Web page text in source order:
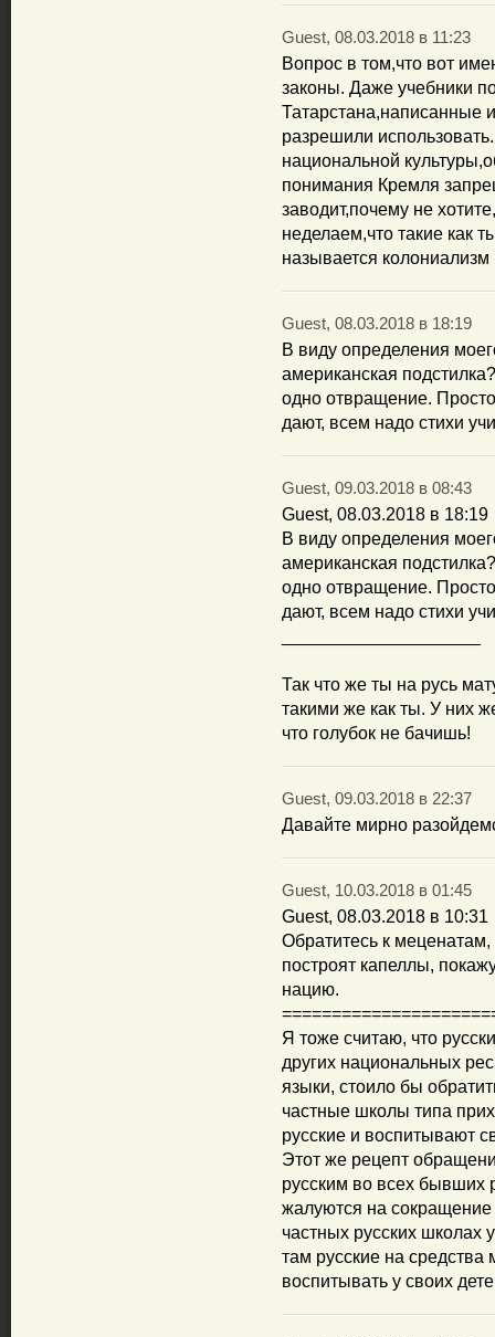
Guest, 08.03.2018 в 11:23
Вопрос в том,что вот
законы. Даже учебники
Татарстана,написанные
разрешили
национальной
понимания Кремля
заводит,почему не
неделаем,что такие как
называется колониализм
Guest, 08.03.2018 в 18:19
В виду определения
американская
одно отвращение.
дают, всем надо стихи
Guest, 09.03.2018 в 08:43
Guest, 08.03.2018 в 18:19
В виду определения
американская
одно отвращение.
дают, всем надо стихи
Так что же ты на русь
такими же как ты. У них
что голубок не бачишь!
Guest, 09.03.2018 в 22:37
Давайте мирно
Guest, 10.03.2018 в 01:45
Guest, 08.03.2018 в 10:31
Обратитесь к
построят капеллы,
нацию.
Я тоже считаю, что
других национальных
языки, стоило бы
частные школы типа
русские и воспитывают
Этот же рецепт
русским во всех бывших
жалуются на
частных русских
там русские на
воспитывать у своих